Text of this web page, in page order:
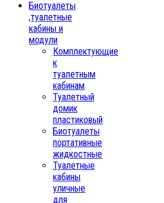
Биотуалеты
,туалетные
кабины и
модули
Комплектующие
к
туалетным
кабинам
Туалетный
домик
пластиковый
Биотуалеты
портативные
жидкостные
Туалетные
кабины
уличные
для